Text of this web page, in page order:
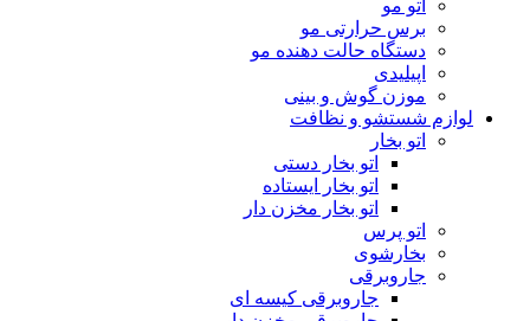
اتو مو
برس حرارتی مو
دستگاه حالت دهنده مو
اپیلیدی
موزن گوش و بینی
لوازم شستشو و نظافت
اتو بخار
اتو بخار دستی
اتو بخار ایستاده
اتو بخار مخزن دار
اتو پرس
بخارشوی
جاروبرقی
جاروبرقی کیسه ای